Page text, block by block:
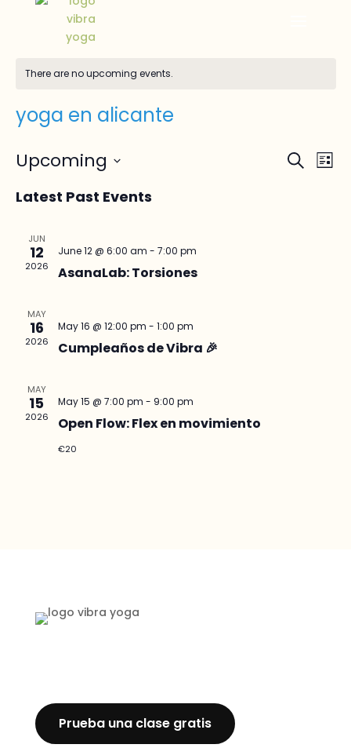
There are no upcoming events.
yoga en alicante
Events
Search
List
Upcoming
date.
Latest Past Events
JUN
12
2026
June 12 @ 6:00 am - 7:00 pm
AsanaLab: Torsiones
MAY
16
2026
May 16 @ 12:00 pm - 1:00 pm
Cumpleaños de Vibra 🎉
MAY
15
2026
May 15 @ 7:00 pm - 9:00 pm
Open Flow: Flex en movimiento
€20
Prueba una clase gratis